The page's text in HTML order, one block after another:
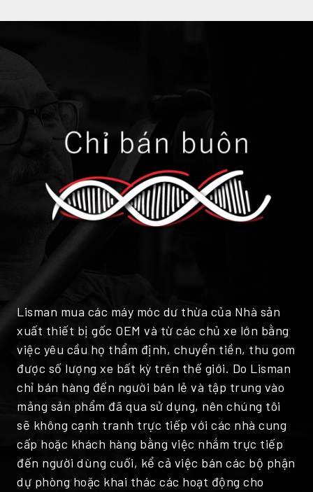
Lisman mua các máy móc dư thừa của Nhà sản
xuất thiết bị gốc OEM và từ các chủ xe lớn bằng
việc yêu cầu họ thẩm định, chuyển tiền, thu gom
được số lượng xe bất kỳ trên thế giới. Do Lisman
chỉ bán hàng đến người bán lẻ và tập trung vào
mảng sản phẩm đã qua sử dụng, nên chúng tôi
sẽ không cạnh tranh trực tiếp với các nhà cung
cấp hoặc khách hàng bằng việc nhắm trực tiếp
đến người dùng cuối, kể cả việc bán các bộ phận
dự phòng hoặc khai thác các hoạt động cho